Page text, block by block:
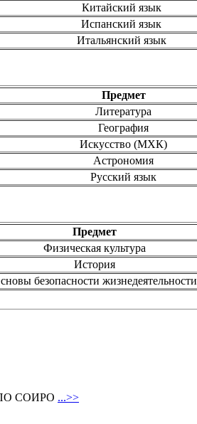
Китайский язык
Испанский язык
Итальянский язык
Предмет
Литература
География
Искусство (МХК)
Астрономия
Русский язык
Предмет
Физическая культура
История
безопасности жизнедеятельности
ДПО СОИРО ...>>